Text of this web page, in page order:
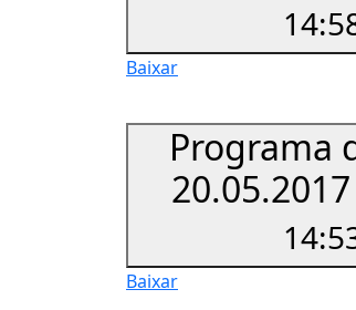
Baixar
Programa
Baixar